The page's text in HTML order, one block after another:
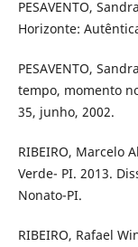
PESAVENTO,
Horizonte:
PESAVENTO,
tempo, momento
35, junho, 2002.
RIBEIRO, Marcelo
Verde- PI. 2013.
Nonato-PI.
RIBEIRO, Rafael